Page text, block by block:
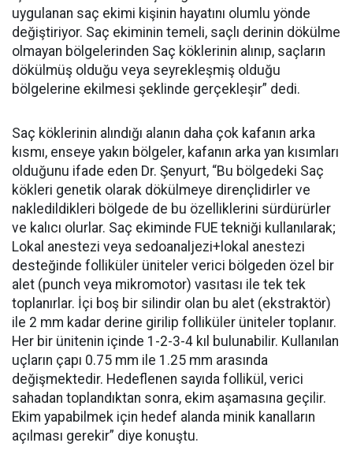
uygulanan saç ekimi kişinin hayatını olumlu yönde
değiştiriyor. Saç ekiminin temeli, saçlı derinin dökülme
olmayan bölgelerinden Saç köklerinin alınıp, saçların
dökülmüş olduğu veya seyrekleşmiş olduğu
bölgelerine ekilmesi şeklinde gerçekleşir” dedi.
Saç köklerinin alındığı alanın daha çok kafanın arka
kısmı, enseye yakın bölgeler, kafanın arka yan kısımları
olduğunu ifade eden Dr. Şenyurt, “Bu bölgedeki Saç
kökleri genetik olarak dökülmeye dirençlidirler ve
nakledildikleri bölgede de bu özelliklerini sürdürürler
ve kalıcı olurlar. Saç ekiminde FUE tekniği kullanılarak;
Lokal anestezi veya sedoanaljezi+lokal anestezi
desteğinde folliküler üniteler verici bölgeden özel bir
alet (punch veya mikromotor) vasıtası ile tek tek
toplanırlar. İçi boş bir silindir olan bu alet (ekstraktör)
ile 2 mm kadar derine girilip folliküler üniteler toplanır.
Her bir ünitenin içinde 1-2-3-4 kıl bulunabilir. Kullanılan
uçların çapı 0.75 mm ile 1.25 mm arasında
değişmektedir. Hedeflenen sayıda follikül, verici
sahadan toplandıktan sonra, ekim aşamasına geçilir.
Ekim yapabilmek için hedef alanda minik kanalların
açılması gerekir” diye konuştu.